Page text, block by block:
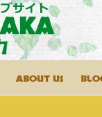
ABOUT US